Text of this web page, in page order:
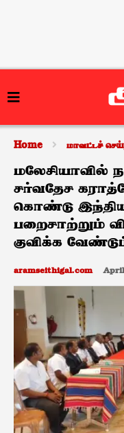
Home மாவட்டச்
மலேசியாவில்
சர்வதேச
கொண்டு
பறைசாற்றும்
குவிக்க
aramseithigal.com April